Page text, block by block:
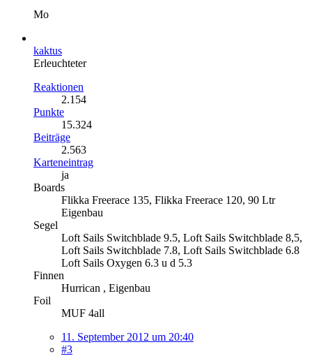
Mo
kaktus
Erleuchteter
Reaktionen
2.154
Punkte
15.324
Beiträge
2.563
Karteneintrag
ja
Boards
Flikka Freerace 135, Flikka Freerace 120, 90 Ltr
Eigenbau
Segel
Loft Sails Switchblade 9.5, Loft Sails Switchblade 8,5,
Loft Sails Switchblade 7.8, Loft Sails Switchblade 6.8
Loft Sails Oxygen 6.3 u d 5.3
Finnen
Hurrican , Eigenbau
Foil
MUF 4all
11. September 2012 um 20:40
#3